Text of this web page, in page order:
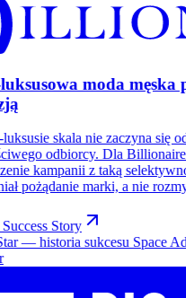
moda męska
skala nie zaczyna się
odbiorcy. Dla
kampanii z taką
pożądanie marki, a nie
Story